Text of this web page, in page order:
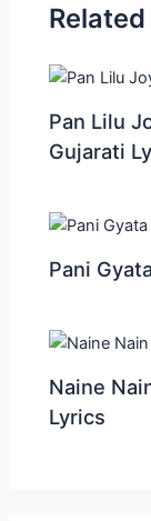
Pan Lilu
Gujarati
Pani
Naine
Lyrics